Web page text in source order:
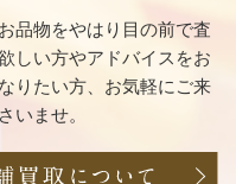
品物をやはり目の前で査
しい方やアドバイスをお
りたい方、お気軽にご来
いませ。